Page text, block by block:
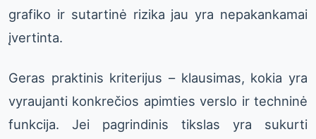
grafiko ir sutartinė rizika jau yra nepakankamai
įvertinta.
Geras praktinis kriterijus – klausimas, kokia yra
vyraujanti konkrečios apimties verslo ir techninė
funkcija. Jei pagrindinis tikslas yra sukurti